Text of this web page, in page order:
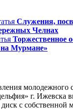
Служения,
Челнах
Торжественное
Мурмане»
молодежного
г. Ижевска
с собственной